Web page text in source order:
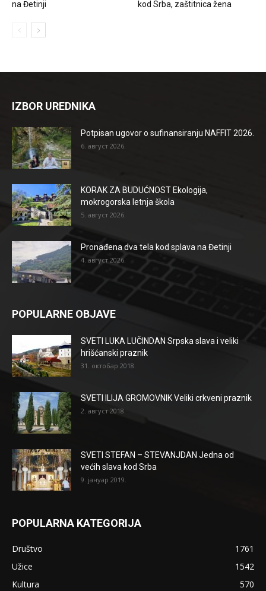
na Đetinji
kod Srba, zaštitnica žena
IZBOR UREDNIKA
Potpisan ugovor o sufinansiranju NAFFIT 2026.
6. август 2026.
KORAK ZA BUDUĆNOST Ekologija,
mokrogorska letnja škola
5. август 2026.
Pronađena dva tela kod splava na Đetinji
4. август 2026.
POPULARNE OBJAVE
SVETI LUKA LUČINDAN Srpska slava i veliki
hrišćanski praznik
31. октобар 2018.
SVETI ILIJA GROMOVNIK Veliki crkveni praznik
2. август 2018.
SVETI STEFAN – STEVANJDAN Jedna od
većih slava kod Srba
9. јануар 2019.
POPULARNA KATEGORIJA
Društvo
1761
Užice
1542
Kultura
570